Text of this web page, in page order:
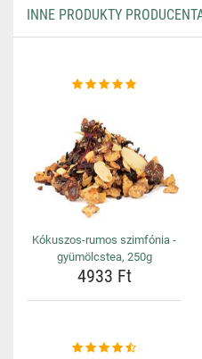
INNE PRODUKTY
Kókuszos-rumos szimfónia -
gyümölcstea, 250g
4933 Ft